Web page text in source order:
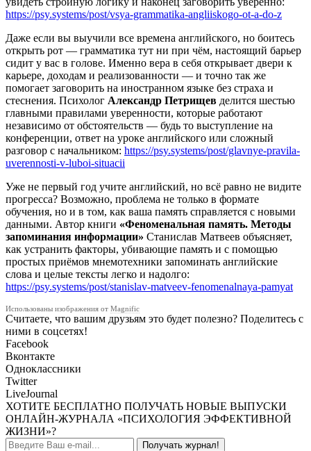
https://psy.systems/post/vsya-grammatika-angliiskogo-ot-a-do-z
Даже если вы выучили все времена английского, но боитесь
открыть рот — грамматика тут ни при чём, настоящий барьер
сидит у вас в голове. Именно вера в себя открывает двери к
карьере, доходам и реализованности — и точно так же
помогает заговорить на иностранном языке без страха и
стеснения. Психолог Александр Петрищев делится шестью
главными правилами уверенности, которые работают
независимо от обстоятельств — будь то выступление на
конференции, ответ на уроке английского или сложный
разговор с начальником: https://psy.systems/post/glavnye-pravila-
uverennosti-v-luboi-situacii
Уже не первый год учите английский, но всё равно не видите
прогресса? Возможно, проблема не только в формате
обучения, но и в том, как ваша память справляется с новыми
данными. Автор книги «Феноменальная память. Методы
запоминания информации» Станислав Матвеев объясняет,
как устранить факторы, убивающие память и с помощью
простых приёмов мнемотехники запоминать английские
слова и целые тексты легко и надолго:
https://psy.systems/post/stanislav-matveev-fenomenalnaya-pamyat
Использованы изображения от Magnific
Считаете, что вашим друзьям это будет полезно? Поделитесь с
ними в соцсетях!
Facebook
Вконтакте
Одноклассники
Twitter
LiveJournal
ХОТИТЕ БЕСПЛАТНО ПОЛУЧАТЬ НОВЫЕ ВЫПУСКИ
ОНЛАЙН-ЖУРНАЛА «ПСИХОЛОГИЯ ЭФФЕКТИВНОЙ
ЖИЗНИ»?
Получать журнал!